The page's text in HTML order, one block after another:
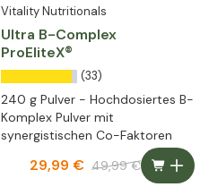
Vitality Nutritionals
Ultra B-Complex
ProEliteX®
(33)
240 g Pulver - Hochdosiertes B-
Komplex Pulver mit
synergistischen Co-Faktoren
29,99 € 49,99 €